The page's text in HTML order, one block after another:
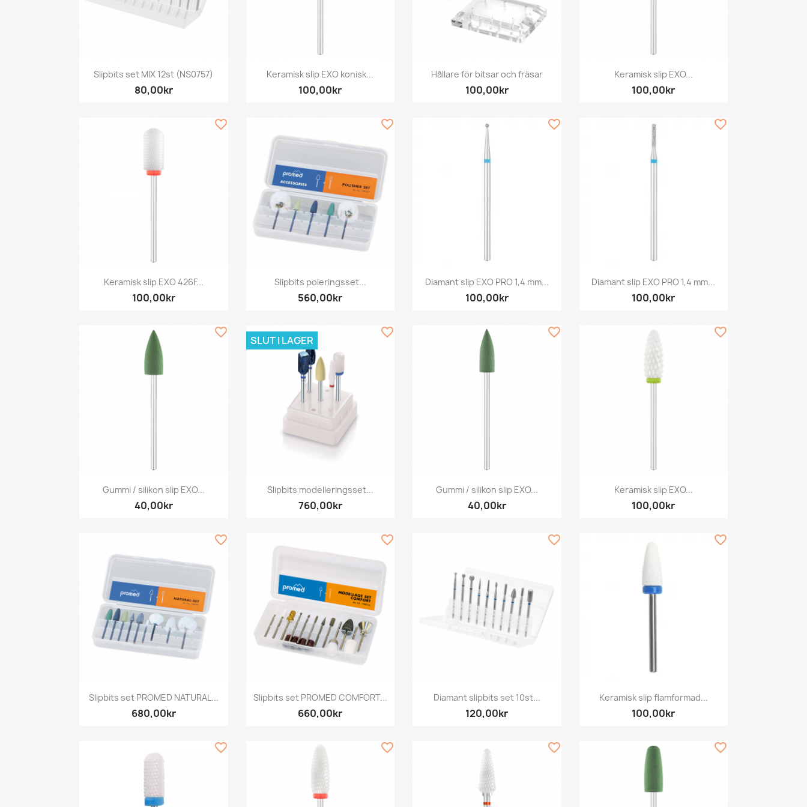
Snabbvy
Slipbits set MIX 12st (NS0757)
80,00kr
Snabbvy
Keramisk slip EXO konisk...
100,00kr
Snabbvy
Hållare för bitsar och fräsar
100,00kr
Snabbvy
Keramisk slip EXO...
100,00kr
Snabbvy
Keramisk slip EXO 426F...
100,00kr
favorite_border
 Snabbvy
Slipbits poleringsset...
560,00kr
favorite_border
Snabbvy
Diamant slip EXO PRO 1,4 mm...
100,00kr
favorite_border
Snabbvy
Diamant slip EXO PRO 1,4 mm...
100,00kr
favorite_border
Snabbvy
Gummi / silikon slip EXO...
40,00kr
favorite_border
Snabbvy
Slipbits modelleringsset...
760,00kr
SLUT I LAGER
favorite_border
Snabbvy
Gummi / silikon slip EXO...
40,00kr
favorite_border
Snabbvy
Keramisk slip EXO...
100,00kr
favorite_border
Snabbvy
Slipbits set PROMED NATURAL...
680,00kr
favorite_border
Snabbvy
Slipbits set PROMED COMFORT...
660,00kr
favorite_border
Snabbvy
Diamant slipbits set 10st...
120,00kr
favorite_border
Snabbvy
Keramisk slip flamformad...
100,00kr
favorite_border
favorite_border favorite_border favorite_border favorite_border